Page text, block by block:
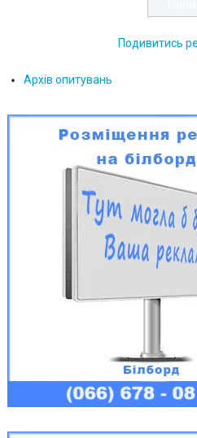
Подивитись
Архів опитувань